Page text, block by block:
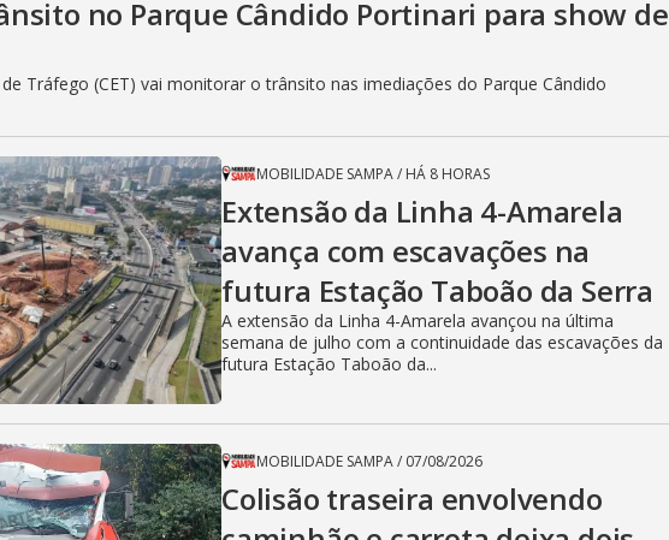
no Parque Cândido Portinari para show de
Tráfego (CET) vai monitorar o trânsito nas imediações do Parque Cândido
MOBILIDADE SAMPA/ HÁ 8 HORAS
Extensão da Linha 4-Amarela
avança com escavações na
futura Estação Taboão da Serra
A extensão da Linha 4-Amarela avançou na última
semana de julho com a continuidade das escavações da
futura Estação Taboão da...
MOBILIDADE SAMPA/ 07/08/2026
Colisão traseira envolvendo